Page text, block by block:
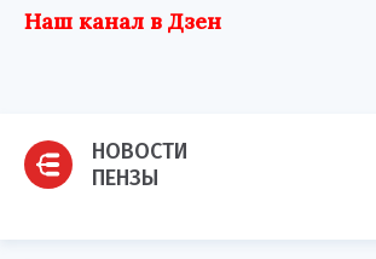
Наш канал в Дзен
НОВОСТИ
ПЕНЗЫ